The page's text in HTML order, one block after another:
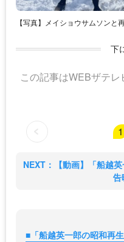
【写真】メイショウサムソンと
下
この記事はWEBザテ
1
NEXT：【動画】「船越
告
■「船越英一郎の昭和再